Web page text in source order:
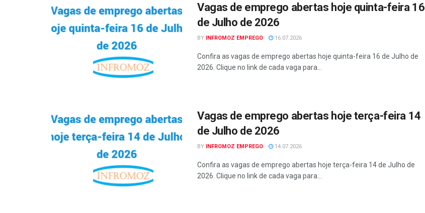
Vagas de emprego abertas hoje quinta-feira 16
de Julho de 2026
BY INFROMOZ EMPREGO 16.07.2026
Confira as vagas de emprego abertas hoje quinta-feira 16 de Julho de
2026. Clique no link de cada vaga para...
Vagas de emprego abertas hoje terça-feira 14
de Julho de 2026
BY INFROMOZ EMPREGO 14.07.2026
Confira as vagas de emprego abertas hoje terça-feira 14 de Julho de
2026. Clique no link de cada vaga para...